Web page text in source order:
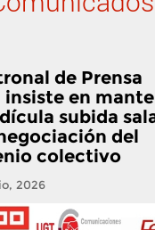
de Prensa
insiste en
subida
del
colectivo
2026